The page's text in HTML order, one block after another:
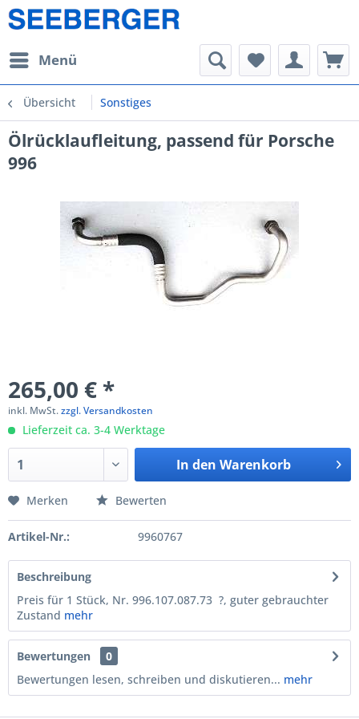
Menü
Übersicht Sonstiges
Ölrücklaufleitung, passend für Porsche
996
265,00 € *
inkl. MwSt.zzgl. Versandkosten
Lieferzeit ca. 3-4 Werktage
In den Warenkorb
Merken Bewerten
Artikel-Nr.: 9960767
Beschreibung
Preis für 1 Stück, Nr. 996.107.087.73 ?, guter gebrauchter
Zustand mehr
Bewertungen
0
Bewertungen lesen, schreiben und diskutieren... mehr